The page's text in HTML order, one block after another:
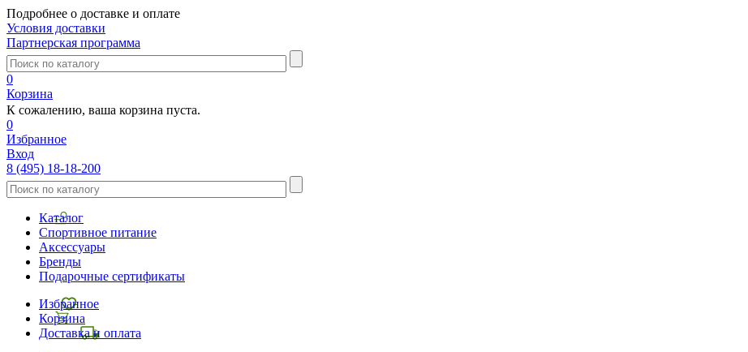
Подробнее о доставке и оплате
Условия доставки
Партнерская программа
0
Корзина
К сожалению, ваша корзина пуста.
0
Избранное
Вход
8 (495) 18-18-200
Каталог
Спортивное питание
Аксессуары
Бренды
Подарочные сертификаты
Избранное
Корзина
Доставка и оплата